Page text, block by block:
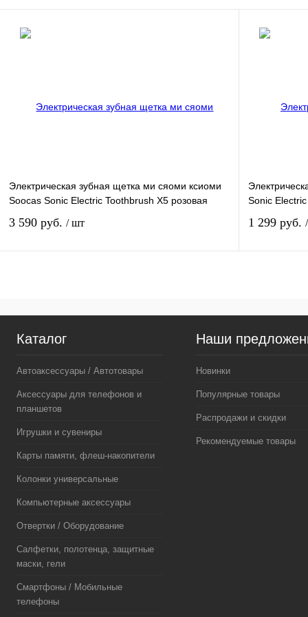
Электрическая зубная щетка ми сяоми ксиоми
Soocas Sonic Electric Toothbrush X5 розовая
3 590 руб. / шт
Сравнение
В избранное
Sonic
1 299 руб.
Сравнение
В избранное
Каталог
Автоаксессуары / Автотовары
Аксессуары для телефонов и
планшетов
Игрушки и сувениры
Карты памяти, флеш-накопители
Колонки универсальные
Компьютерные аксессуары
Отвертки / Оборудование
Салфетки, полотенца, защитные
маски, гели
Смартфоны / Мобильные
телефоны
Наши
Новинки
Популярные товары
Распродажи и скидки
Рекомендуемые товары